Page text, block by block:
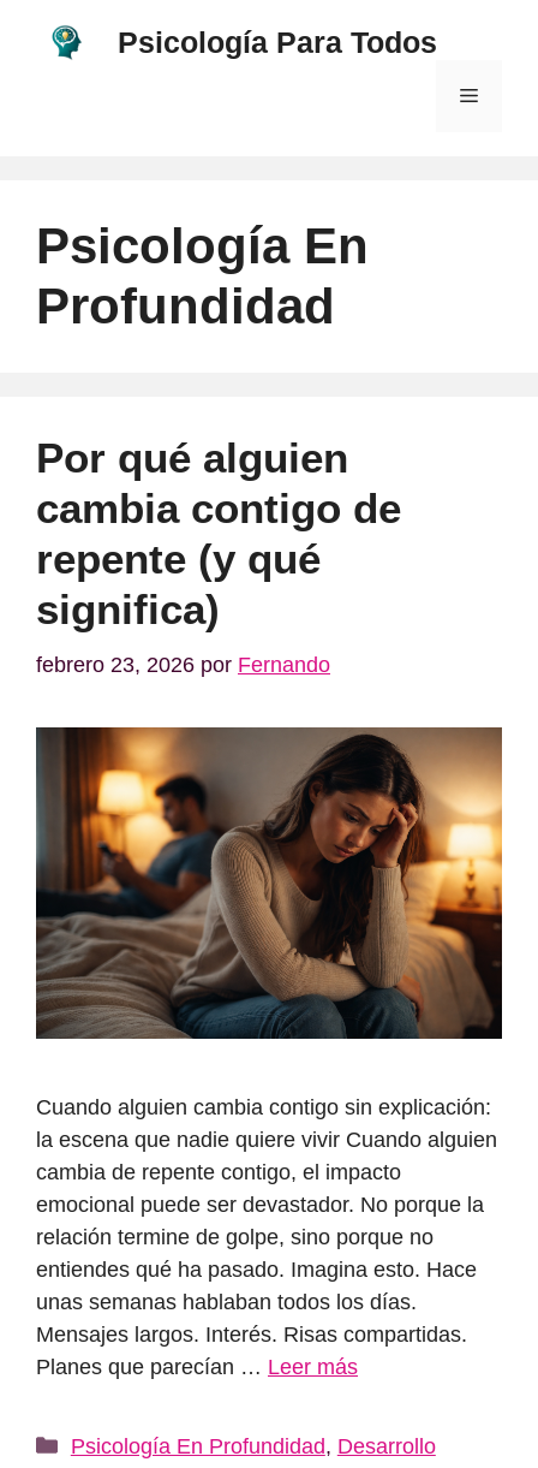
Psicología Para Todos
Menú
Psicología En
Profundidad
Por qué alguien
cambia contigo de
repente (y qué
significa)
febrero 23, 2026 por Fernando
Cuando alguien cambia contigo sin explicación:
la escena que nadie quiere vivir Cuando alguien
cambia de repente contigo, el impacto
emocional puede ser devastador. No porque la
relación termine de golpe, sino porque no
entiendes qué ha pasado. Imagina esto. Hace
unas semanas hablaban todos los días.
Mensajes largos. Interés. Risas compartidas.
Planes que parecían … Leer más
Categorías
Psicología En Profundidad, Desarrollo